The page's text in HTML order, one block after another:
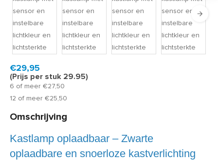
Snel in huis, 1 á 2 werkdagen
€29,95
(Prijs per stuk 29.95)
6 of meer €27,50
12 of meer €25,50
Omschrijving
Kastlamp oplaadbaar – Zwarte
oplaadbare en snoerloze kastverlichting